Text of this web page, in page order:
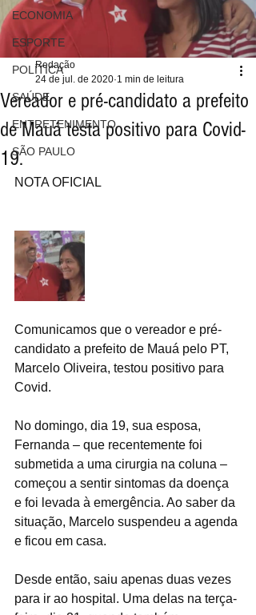
ECONOMIA
ESPORTE
POLÍTICA
SAÚDE
ENTRETENIMENTO
SÃO PAULO
Vereador e pré-candidato a prefeito
de Mauá testa positivo para Covid-
19.
Redação
24 de jul. de 2020 1 min de leitura
NOTA OFICIAL
Comunicamos que o vereador e pré-
candidato a prefeito de Mauá pelo PT,
Marcelo Oliveira, testou positivo para
Covid.
No domingo, dia 19, sua esposa,
Fernanda – que recentemente foi
submetida a uma cirurgia na coluna –
começou a sentir sintomas da doença
e foi levada à emergência. Ao saber da
situação, Marcelo suspendeu a agenda
e ficou em casa.
Desde então, saiu apenas duas vezes
para ir ao hospital. Uma delas na terça-